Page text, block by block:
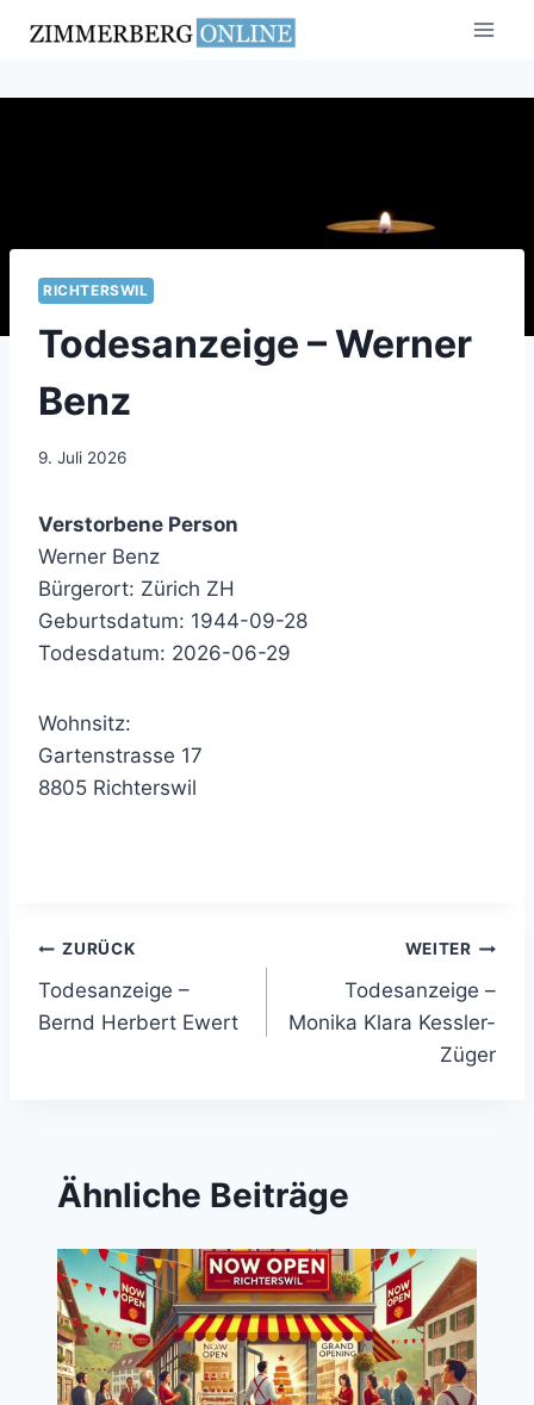
Inhalt
RICHTERSWIL
Todesanzeige – Werner
Benz
9. Juli 2026
Verstorbene Person
Werner Benz
Bürgerort: Zürich ZH
Geburtsdatum: 1944-09-28
Todesdatum: 2026-06-29
Wohnsitz:
Gartenstrasse 17
8805 Richterswil
Beitragsnavigation
ZURÜCK
Todesanzeige –
Bernd Herbert Ewert
WEITER
Todesanzeige –
Monika Klara Kessler-
Züger
Ähnliche Beiträge